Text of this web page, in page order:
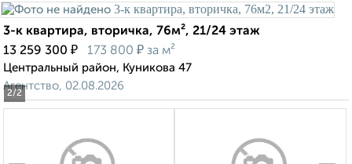
2/2
3-к квартира, вторичка, 76м², 21/24 этаж
13 259 300 ₽ 173 800 ₽ за м²
Центральный район, Куникова 47
Агентство, 02.08.2026